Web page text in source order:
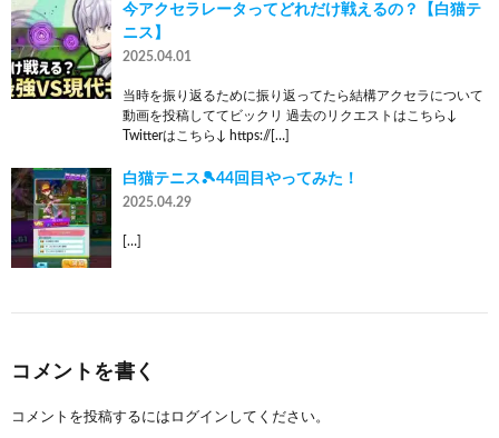
今アクセラレータってどれだけ戦えるの？【白猫テ
ニス】
2025.04.01
当時を振り返るために振り返ってたら結構アクセラについて
動画を投稿しててビックリ 過去のリクエストはこちら↓
Twitterはこちら↓ https://[…]
白猫テニス🎾44回目やってみた！
2025.04.29
[…]
コメントを書く
コメントを投稿するには ログイン してください。